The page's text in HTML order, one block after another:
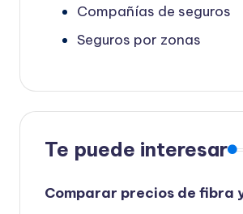
Compañías de seguros
Seguros por zonas
Te puede interesar
Comparar precios de fibra